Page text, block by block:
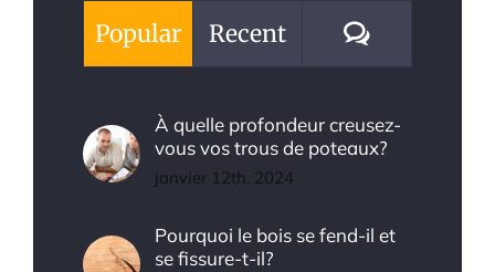
Popular Recent Comments
À quelle profondeur creusez-
vous vos trous de poteaux?
janvier 12th, 2024
Pourquoi le bois se fend-il et
se fissure-t-il?